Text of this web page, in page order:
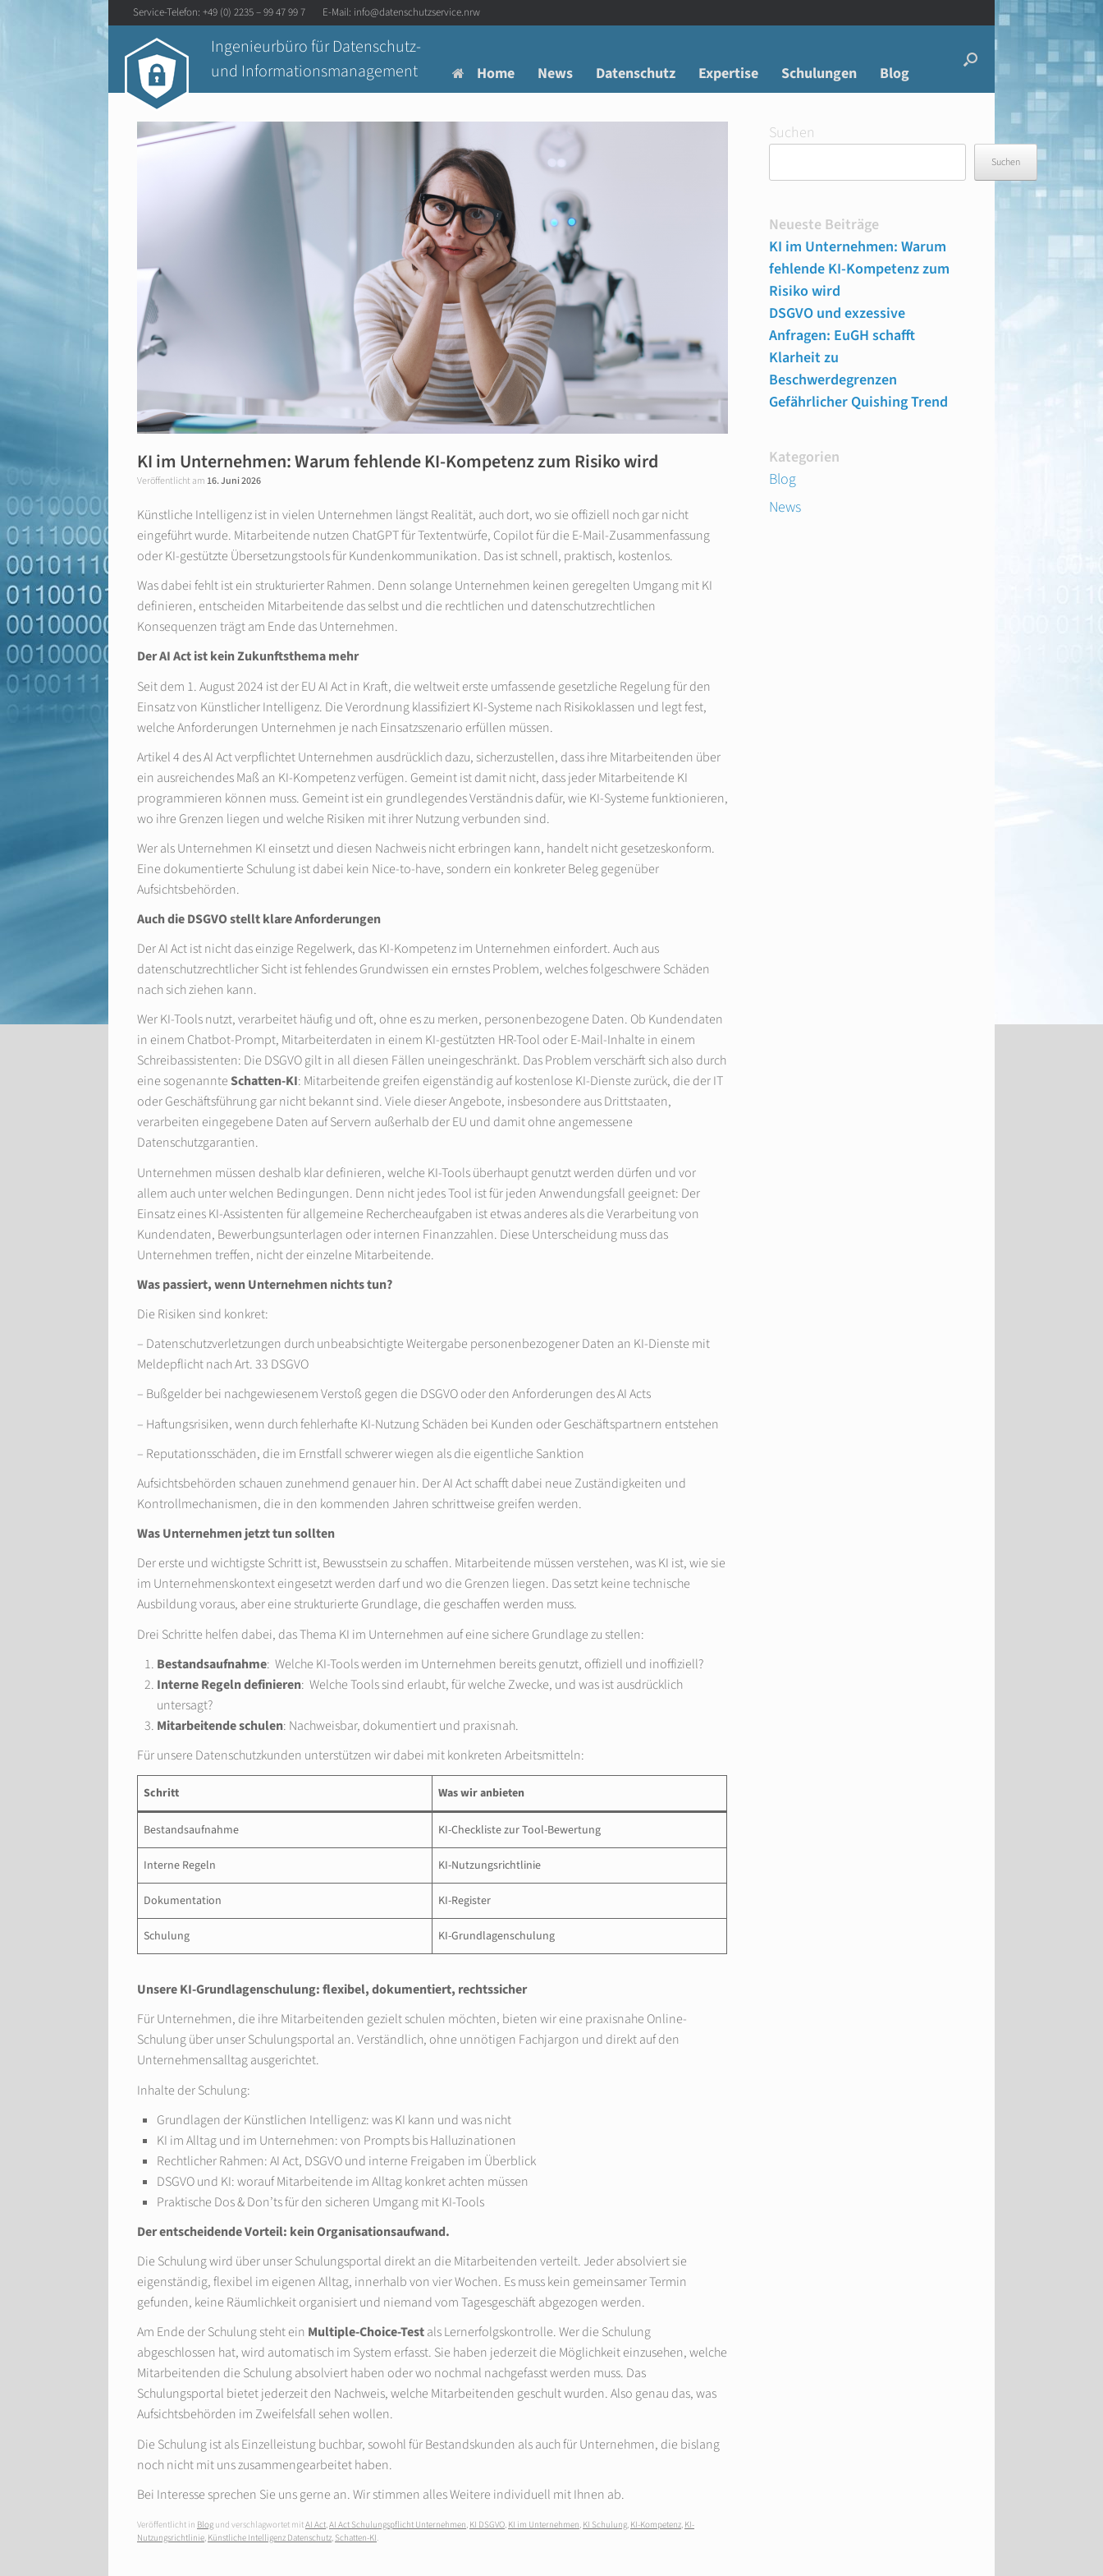
Inhalt
springen
Service-Telefon: +49 (0) 2235 – 99 47 99 7 E-Mail: info@datenschutzservice.nrw
Ingenieurbüro für Datenschutz-
und Informationsmanagement
Home News Datenschutz Expertise Schulungen Blog
KI im Unternehmen: Warum fehlende KI-Kompetenz zum Risiko wird
Veröffentlicht am 16. Juni 2026
Künstliche Intelligenz ist in vielen Unternehmen längst Realität, auch dort, wo sie offiziell noch gar nicht
eingeführt wurde. Mitarbeitende nutzen ChatGPT für Textentwürfe, Copilot für die E-Mail-Zusammenfassung
oder KI-gestützte Übersetzungstools für Kundenkommunikation. Das ist schnell, praktisch, kostenlos.
Was dabei fehlt ist ein strukturierter Rahmen. Denn solange Unternehmen keinen geregelten Umgang mit KI
definieren, entscheiden Mitarbeitende das selbst und die rechtlichen und datenschutzrechtlichen
Konsequenzen trägt am Ende das Unternehmen.
Der AI Act ist kein Zukunftsthema mehr
Seit dem 1. August 2024 ist der EU AI Act in Kraft, die weltweit erste umfassende gesetzliche Regelung für den
Einsatz von Künstlicher Intelligenz. Die Verordnung klassifiziert KI-Systeme nach Risikoklassen und legt fest,
welche Anforderungen Unternehmen je nach Einsatzszenario erfüllen müssen.
Artikel 4 des AI Act verpflichtet Unternehmen ausdrücklich dazu, sicherzustellen, dass ihre Mitarbeitenden über
ein ausreichendes Maß an KI-Kompetenz verfügen. Gemeint ist damit nicht, dass jeder Mitarbeitende KI
programmieren können muss. Gemeint ist ein grundlegendes Verständnis dafür, wie KI-Systeme funktionieren,
wo ihre Grenzen liegen und welche Risiken mit ihrer Nutzung verbunden sind.
Wer als Unternehmen KI einsetzt und diesen Nachweis nicht erbringen kann, handelt nicht gesetzeskonform.
Eine dokumentierte Schulung ist dabei kein Nice-to-have, sondern ein konkreter Beleg gegenüber
Aufsichtsbehörden.
Auch die DSGVO stellt klare Anforderungen
Der AI Act ist nicht das einzige Regelwerk, das KI-Kompetenz im Unternehmen einfordert. Auch aus
datenschutzrechtlicher Sicht ist fehlendes Grundwissen ein ernstes Problem, welches folgeschwere Schäden
nach sich ziehen kann.
Wer KI-Tools nutzt, verarbeitet häufig und oft, ohne es zu merken, personenbezogene Daten. Ob Kundendaten
in einem Chatbot-Prompt, Mitarbeiterdaten in einem KI-gestützten HR-Tool oder E-Mail-Inhalte in einem
Schreibassistenten: Die DSGVO gilt in all diesen Fällen uneingeschränkt. Das Problem verschärft sich also durch
eine sogenannteSchatten-KI: Mitarbeitende greifen eigenständig auf kostenlose KI-Dienste zurück, die der IT
oder Geschäftsführung gar nicht bekannt sind. Viele dieser Angebote, insbesondere aus Drittstaaten,
verarbeiten eingegebene Daten auf Servern außerhalb der EU und damit ohne angemessene
Datenschutzgarantien.
Unternehmen müssen deshalb klar definieren, welche KI-Tools überhaupt genutzt werden dürfen und vor
allem auch unter welchen Bedingungen. Denn nicht jedes Tool ist für jeden Anwendungsfall geeignet: Der
Einsatz eines KI-Assistenten für allgemeine Rechercheaufgaben ist etwas anderes als die Verarbeitung von
Kundendaten, Bewerbungsunterlagen oder internen Finanzzahlen. Diese Unterscheidung muss das
Unternehmen treffen, nicht der einzelne Mitarbeitende.
Was passiert, wenn Unternehmen nichts tun?
Die Risiken sind konkret:
– Datenschutzverletzungen durch unbeabsichtigte Weitergabe personenbezogener Daten an KI-Dienste mit
Meldepflicht nach Art. 33 DSGVO
– Bußgelder bei nachgewiesenem Verstoß gegen die DSGVO oder den Anforderungen des AI Acts
– Haftungsrisiken, wenn durch fehlerhafte KI-Nutzung Schäden bei Kunden oder Geschäftspartnern entstehen
– Reputationsschäden, die im Ernstfall schwerer wiegen als die eigentliche Sanktion
Aufsichtsbehörden schauen zunehmend genauer hin. Der AI Act schafft dabei neue Zuständigkeiten und
Kontrollmechanismen, die in den kommenden Jahren schrittweise greifen werden.
Was Unternehmen jetzt tun sollten
Der erste und wichtigste Schritt ist, Bewusstsein zu schaffen. Mitarbeitende müssen verstehen, was KI ist, wie sie
im Unternehmenskontext eingesetzt werden darf und wo die Grenzen liegen. Das setzt keine technische
Ausbildung voraus, aber eine strukturierte Grundlage, die geschaffen werden muss.
Drei Schritte helfen dabei, das Thema KI im Unternehmen auf eine sichere Grundlage zu stellen:
Bestandsaufnahme: Welche KI-Tools werden im Unternehmen bereits genutzt, offiziell und inoffiziell?
Interne Regeln definieren: Welche Tools sind erlaubt, für welche Zwecke, und was ist ausdrücklich
untersagt?
Mitarbeitende schulen: Nachweisbar, dokumentiert und praxisnah.
Für unsere Datenschutzkunden unterstützen wir dabei mit konkreten Arbeitsmitteln:
Schritt Was wir anbieten
Bestandsaufnahme KI-Checkliste zur Tool-Bewertung
Interne Regeln KI-Nutzungsrichtlinie
Dokumentation KI-Register
Schulung KI-Grundlagenschulung
Unsere KI-Grundlagenschulung: flexibel, dokumentiert, rechtssicher
Für Unternehmen, die ihre Mitarbeitenden gezielt schulen möchten, bieten wir eine praxisnahe Online-
Schulung über unser Schulungsportal an. Verständlich, ohne unnötigen Fachjargon und direkt auf den
Unternehmensalltag ausgerichtet.
Inhalte der Schulung:
Grundlagen der Künstlichen Intelligenz: was KI kann und was nicht
KI im Alltag und im Unternehmen: von Prompts bis Halluzinationen
Rechtlicher Rahmen: AI Act, DSGVO und interne Freigaben im Überblick
DSGVO und KI: worauf Mitarbeitende im Alltag konkret achten müssen
Praktische Dos & Don’ts für den sicheren Umgang mit KI-Tools
Der entscheidende Vorteil: kein Organisationsaufwand.
Die Schulung wird über unser Schulungsportal direkt an die Mitarbeitenden verteilt. Jeder absolviert sie
eigenständig, flexibel im eigenen Alltag, innerhalb von vier Wochen. Es muss kein gemeinsamer Termin
gefunden, keine Räumlichkeit organisiert und niemand vom Tagesgeschäft abgezogen werden.
Am Ende der Schulung steht ein Multiple-Choice-Testals Lernerfolgskontrolle. Wer die Schulung
abgeschlossen hat, wird automatisch im System erfasst. Sie haben jederzeit die Möglichkeit einzusehen, welche
Mitarbeitenden die Schulung absolviert haben oder wo nochmal nachgefasst werden muss. Das
Schulungsportal bietet jederzeit den Nachweis, welche Mitarbeitenden geschult wurden. Also genau das, was
Aufsichtsbehörden im Zweifelsfall sehen wollen.
Die Schulung ist als Einzelleistung buchbar, sowohl für Bestandskunden als auch für Unternehmen, die bislang
noch nicht mit uns zusammengearbeitet haben.
Bei Interesse sprechen Sie uns gerne an. Wir stimmen alles Weitere individuell mit Ihnen ab.
Veröffentlicht in Blogund verschlagwortet mitAI Act,AI Act Schulungspflicht Unternehmen, KI DSGVO, KI im Unternehmen, KI Schulung, KI-Kompetenz, KI-
Nutzungsrichtlinie, Künstliche Intelligenz Datenschutz, Schatten-KI.
Suchen
Suchen
Neueste Beiträge
KI im Unternehmen: Warum
fehlende KI-Kompetenz zum
Risiko wird
DSGVO und exzessive
Anfragen: EuGH schafft
Klarheit zu
Beschwerdegrenzen
Gefährlicher Quishing Trend
Kategorien
Blog
News